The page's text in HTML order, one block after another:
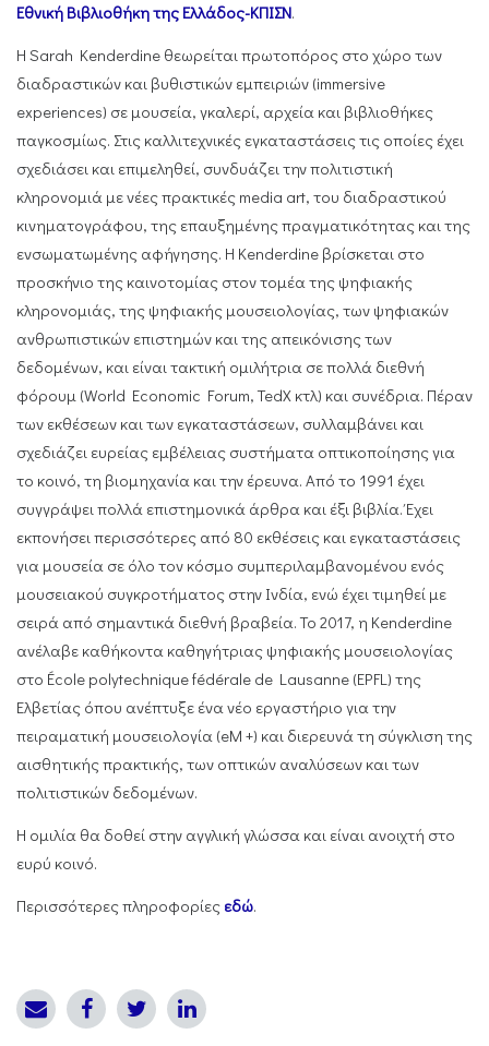
Εθνική Βιβλιοθήκη της Ελλάδος-ΚΠΙΣΝ.
Η Sarah Kenderdine θεωρείται πρωτοπόρος στο χώρο των
διαδραστικών και βυθιστικών εμπειριών (immersive
experiences) σε μουσεία, γκαλερί, αρχεία και βιβλιοθήκες
παγκοσμίως. Στις καλλιτεχνικές εγκαταστάσεις τις οποίες έχει
σχεδιάσει και επιμεληθεί, συνδυάζει την πολιτιστική
κληρονομιά με νέες πρακτικές media art, του διαδραστικού
κινηματογράφου, της επαυξημένης πραγματικότητας και της
ενσωματωμένης αφήγησης. Η Kenderdine βρίσκεται στο
προσκήνιο της καινοτομίας στον τομέα της ψηφιακής
κληρονομιάς, της ψηφιακής μουσειολογίας, των ψηφιακών
ανθρωπιστικών επιστημών και της απεικόνισης των
δεδομένων, και είναι τακτική ομιλήτρια σε πολλά διεθνή
φόρουμ (World Economic Forum, TedX κτλ) και συνέδρια. Πέραν
των εκθέσεων και των εγκαταστάσεων, συλλαμβάνει και
σχεδιάζει ευρείας εμβέλειας συστήματα οπτικοποίησης για
το κοινό, τη βιομηχανία και την έρευνα. Από το 1991 έχει
συγγράψει πολλά επιστημονικά άρθρα και έξι βιβλία. Έχει
εκπονήσει περισσότερες από 80 εκθέσεις και εγκαταστάσεις
για μουσεία σε όλο τον κόσμο συμπεριλαμβανομένου ενός
μουσειακού συγκροτήματος στην Ινδία, ενώ έχει τιμηθεί με
σειρά από σημαντικά διεθνή βραβεία. Το 2017, η Kenderdine
ανέλαβε καθήκοντα καθηγήτριας ψηφιακής μουσειολογίας
στο École polytechnique fédérale de Lausanne (EPFL) της
Ελβετίας όπου ανέπτυξε ένα νέο εργαστήριο για την
πειραματική μουσειολογία (eM +) και διερευνά τη σύγκλιση της
αισθητικής πρακτικής, των οπτικών αναλύσεων και των
πολιτιστικών δεδομένων.
Η ομιλία θα δοθεί στην αγγλική γλώσσα και είναι ανοιχτή στο
ευρύ κοινό.
Περισσότερες πληροφορίες εδώ.